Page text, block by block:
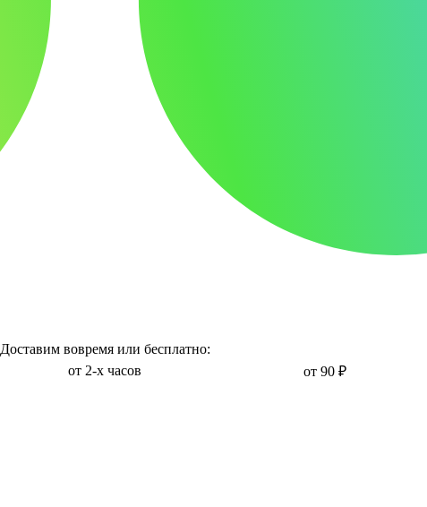
Доставим вовремя или бесплатно:
от 2-х часов от 90 ₽